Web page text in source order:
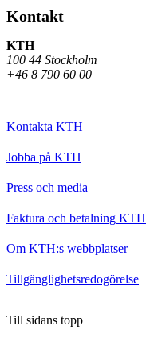
Kontakt
KTH
100 44 Stockholm
+46 8 790 60 00
Kontakta KTH
Jobba på KTH
Press och media
Faktura och betalning KTH
Om KTH:s webbplatser
Tillgänglighetsredogörelse
Till sidans topp